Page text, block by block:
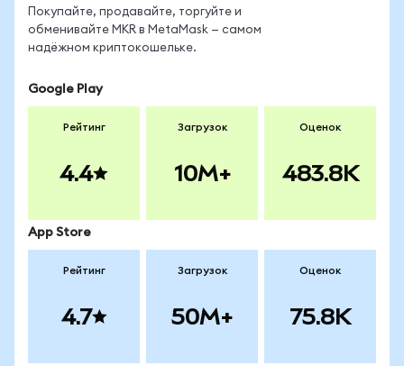
Покупайте, продавайте, торгуйте и
обменивайте MKR в MetaMask — самом
надёжном криптокошельке.
Google Play
Рейтинг
4.4
Загрузок
10M+
Оценок
483.8K
App Store
Рейтинг
4.7
Загрузок
50M+
Оценок
75.8K